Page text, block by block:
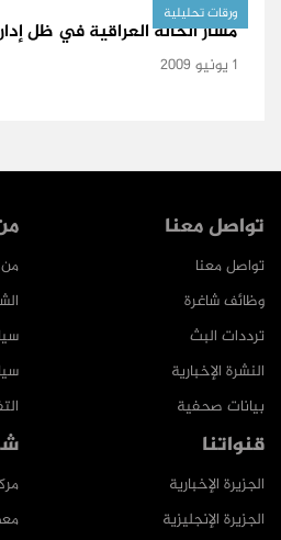
ورقات تحليلية
مسار الحالة العراقية في ظل
1 يونيو 2009
تواصل معنا
تواصل معنا
وظائف شاغرة
ترددات البث
النشرة الإخبارية
بيانات صحفية
قنواتنا
الجزيرة الإخبارية
الجزيرة الإنجليزية